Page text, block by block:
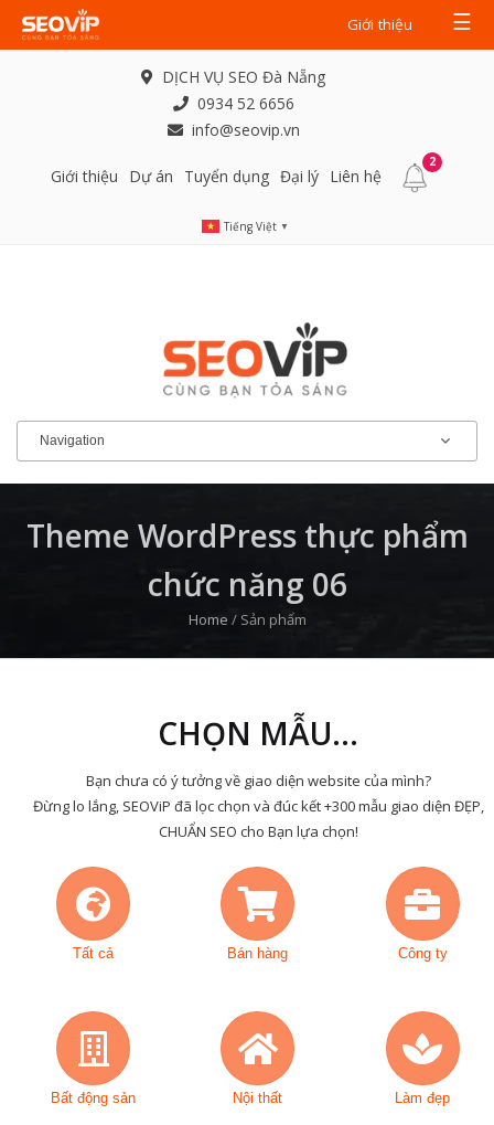
Giới thiệu ☰
DỊCH VỤ SEO Đà Nẵng
0934 52 6656
info@seovip.vn
Giới thiệu Dự án Tuyển dụng Đại lý Liên hệ
2
Tiếng Việt ▼
Theme WordPress thực phẩm
chức năng 06
Home / Sản phẩm
CHỌN MẪU...
Bạn chưa có ý tưởng về giao diện website của mình?
Đừng lo lắng, SEOViP đã lọc chọn và đúc kết +300 mẫu giao diện ĐẸP,
CHUẨN SEO cho Bạn lựa chọn!
Tất cả Bán hàng Công ty
Bất động sản Nội thất Làm đẹp